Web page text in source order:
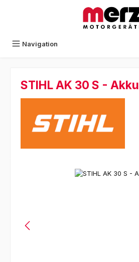
Navigation
STIHL AK 30 S - Akku
Bildergalerie überspringen